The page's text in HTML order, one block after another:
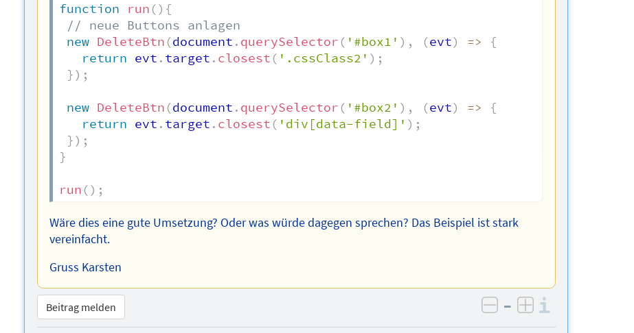
function run () {
// neue Buttons anlagen
new DeleteBtn (document . querySelector ( '#box1' ) , (evt) =>
{
return evt . target . closest ( '.cssClass2' ) ;
}) ;
new DeleteBtn (document . querySelector ( '#box2' ) , (evt) =>
{
return evt . target . closest ( 'div[data-field]' ) ;
}) ;
}
run () ;
Wäre dies eine gute Umsetzung? Oder was würde dagegen sprechen? Das Beispiel ist stark
vereinfacht.
Gruss Karsten
Beitrag melden negativ bewerten
– positiv bewerten